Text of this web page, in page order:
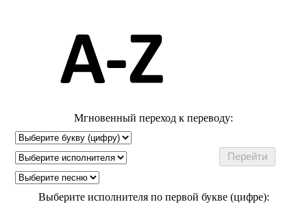
Мгновенный переход к переводу:
Выберите исполнителя по первой букве (цифре):